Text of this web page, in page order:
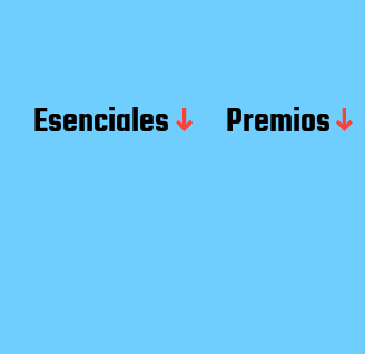
Esenciales
Premios